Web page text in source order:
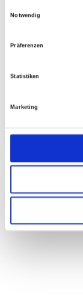
Notwendig
Präferenzen
Statistiken
Marketing